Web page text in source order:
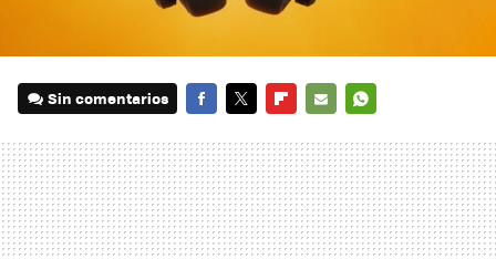
Sin comentarios
MAIL